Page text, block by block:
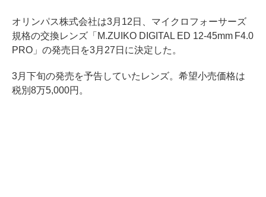
オリンパス株式会社は3月12日、マイクロフォーサーズ
規格の交換レンズ「M.ZUIKO DIGITAL ED 12-45mm F4.0
PRO」の発売日を3月27日に決定した。
3月下旬の発売を予告していたレンズ。希望小売価格は
税別8万5,000円。